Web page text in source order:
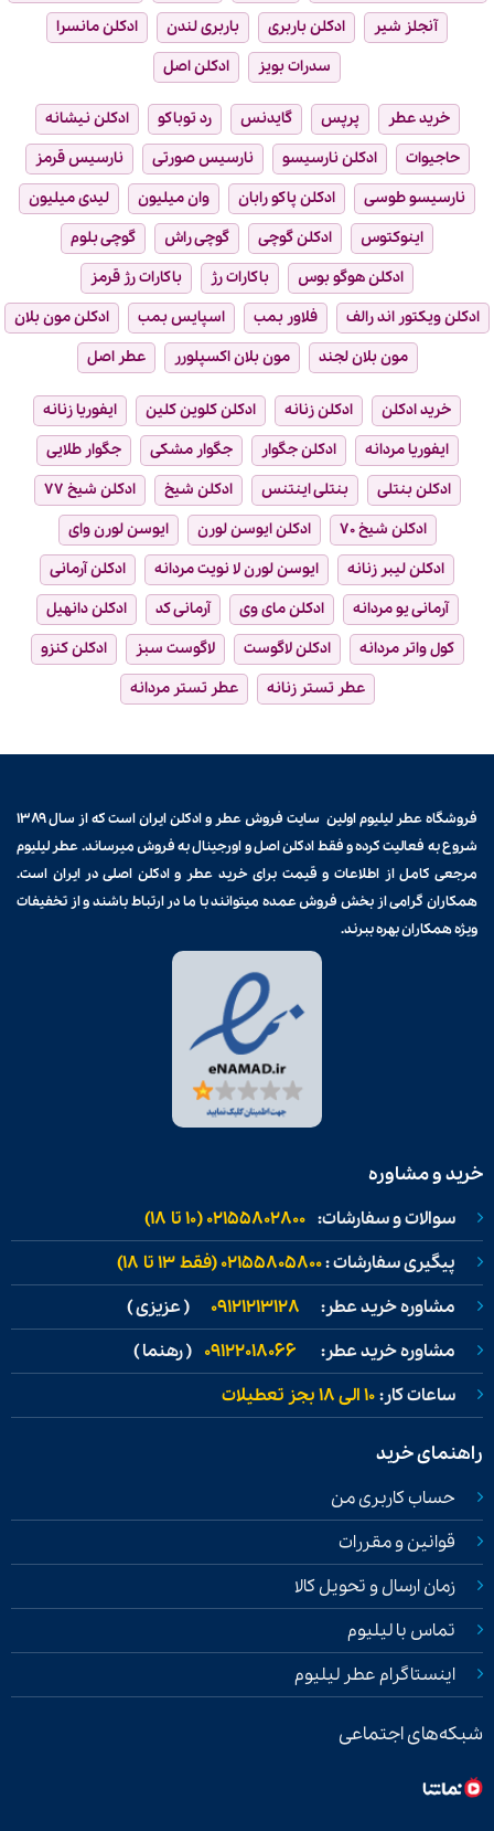
آنجلز شیر
ادکلن باربری باربری لندن
ادکلن مانسرا
سدرات بویز
ادکلن اصل
خرید عطر پرپس گایدنس رد توباکو
ادکلن نیشانه
حاجیوات
ادکلن نارسیسو نارسیس صورتی
نارسیس قرمز
نارسیسو طوسی
ادکلن پاکو رابان وان میلیون
لیدی میلیون
اینوکتوس
ادکلن گوچی گوچی راش
گوچی بلوم
ادکلن هوگو بوس
باکارات رژ
باکارات رژ قرمز
ادکلن ویکتور اند رالف
فلاور بمب اسپایس بمب
ادکلن مون بلان
مون بلان لجند
مون بلان اکسپلورر عطر اصل
خرید ادکلن ادکلن زنانه ادکلن کلوین کلین
ایفوریا زنانه
ایفوریا مردانه
ادکلن جگوار جگوار مشکی
جگوار طلایی
ادکلن بنتلی
بنتلی اینتنس ادکلن شیخ
ادکلن شیخ ۷۷
ادکلن شیخ ۷۰
ادکلن ایوسن لورن
ایوسن لورن وای
ادکلن لیبر زنانه
ایوسن لورن لا نویت مردانه
ادکلن آرمانی
آرمانی یو مردانه
ادکلن مای وی آرمانی کد
ادکلن دانهیل
کول واتر مردانه
ادکلن لاگوست لاگوست سبز
ادکلن کنزو
عطر تستر زنانه
عطر تستر مردانه
فروشگاه عطر لیلیوم اولین سایت فروشعطر و ادکلن
ایران است که از سال ۱۳۸۹
شروع به فعالیت کرده و فقط ادکلن اصل و اورجینال به فروش میرساند. عطر لیلیوم
مرجعی کامل از اطلاعات و قیمت برایخرید عطر و ادکلن اصلی در ایران است.
همکاران گرامی از بخش فروش عمده میتوانند با ما در ارتباط باشند و از تخفیفات
ویژه همکاران بهره ببرند.
خرید و مشاوره
سوالات و سفارشات: 02155802800 (۱۰ تا ۱۸)
پیگیری سفارشات :02155805800 (فقط ۱۳ تا ۱۸)
مشاوره خرید عطر: 09121213128 ( عزیزی )
مشاوره خرید عطر: 09122018066 ( رهنما )
ساعات کار:۱۰ الی ۱۸ بجز تعطیلات
راهنمای خرید
حساب کاربری من
قوانین و مقررات
زمان ارسال و تحویل کالا
تماس با لیلیوم
اینستاگرام عطر لیلیوم
شبکه‌های اجتماعی